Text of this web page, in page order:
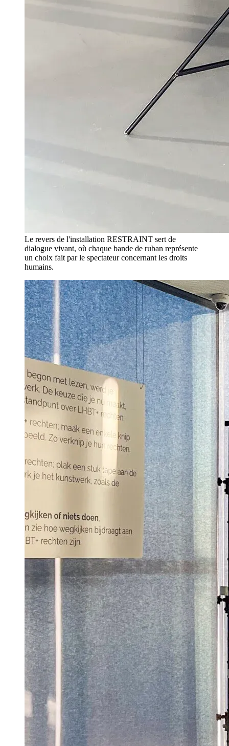
Le revers de l'installation RESTRAINT sert de
dialogue vivant, où chaque bande de ruban représente
un choix fait par le spectateur concernant les droits
humains.